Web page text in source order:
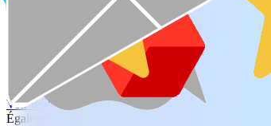
Téléchargement gratuit
Voir les offres et les tarifs
Également disponible pour Windows, Android et